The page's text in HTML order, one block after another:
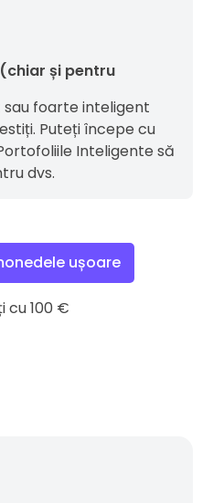
(chiar și pentru
foarte inteligent
Puteți începe cu
Inteligente să
dvs.
ușoare
cu 100 €